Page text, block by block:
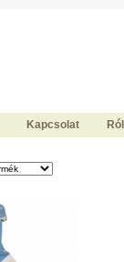
Kapcsolat